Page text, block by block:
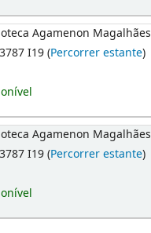
Agamenon Magalhães
I19 (Percorrer estante)
Agamenon Magalhães
I19 (Percorrer estante)